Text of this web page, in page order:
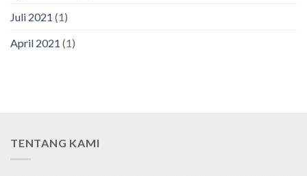
Juli 2021 (1)
April 2021 (1)
TENTANG KAMI